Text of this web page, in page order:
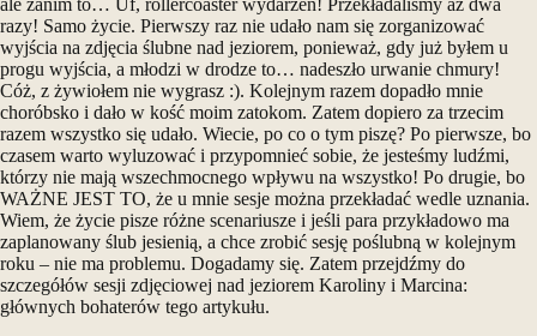
ale zanim to… Uf, rollercoaster wydarzeń! Przekładaliśmy aż dwa
razy! Samo życie. Pierwszy raz nie udało nam się zorganizować
wyjścia na zdjęcia ślubne nad jeziorem, ponieważ, gdy już byłem u
progu wyjścia, a młodzi w drodze to… nadeszło urwanie chmury!
Cóż, z żywiołem nie wygrasz :). Kolejnym razem dopadło mnie
choróbsko i dało w kość moim zatokom. Zatem dopiero za trzecim
razem wszystko się udało. Wiecie, po co o tym piszę? Po pierwsze, bo
czasem warto wyluzować i przypomnieć sobie, że jesteśmy ludźmi,
którzy nie mają wszechmocnego wpływu na wszystko! Po drugie, bo
WAŻNE JEST TO, że u mnie sesje można przekładać wedle uznania.
Wiem, że życie pisze różne scenariusze i jeśli para przykładowo ma
zaplanowany ślub jesienią, a chce zrobić sesję poślubną w kolejnym
roku – nie ma problemu. Dogadamy się. Zatem przejdźmy do
szczegółów sesji zdjęciowej nad jeziorem Karoliny i Marcina:
głównych bohaterów tego artykułu.